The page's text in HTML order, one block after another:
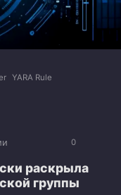
YARA Rule
0
раскрыла
группы